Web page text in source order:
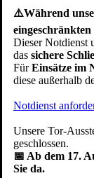
⚠️Während
Dieser Notdienst
das sichere
FürEinsätze im
diese außerhalb
Notdienst
Unsere Tor-
geschlossen.
📅 Ab dem 17.
Sie da.
Pfullendorfer Tor-
GmbH & Co. KG
Kipptorstraße 1-3
88630 Pfullendorf
Deutschland
Telefax: +49
Häufig besucht:
Garagentor
Torsysteme